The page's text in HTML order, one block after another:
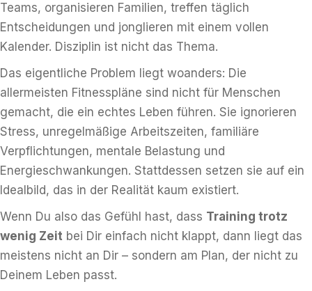
Teams, organisieren Familien, treffen täglich
Entscheidungen und jonglieren mit einem vollen
Kalender. Disziplin ist nicht das Thema.
Das eigentliche Problem liegt woanders: Die
allermeisten Fitnesspläne sind nicht für Menschen
gemacht, die ein echtes Leben führen. Sie ignorieren
Stress, unregelmäßige Arbeitszeiten, familiäre
Verpflichtungen, mentale Belastung und
Energieschwankungen. Stattdessen setzen sie auf ein
Idealbild, das in der Realität kaum existiert.
Wenn Du also das Gefühl hast, dass Training trotz
wenig Zeit bei Dir einfach nicht klappt, dann liegt das
meistens nicht an Dir – sondern am Plan, der nicht zu
Deinem Leben passt.